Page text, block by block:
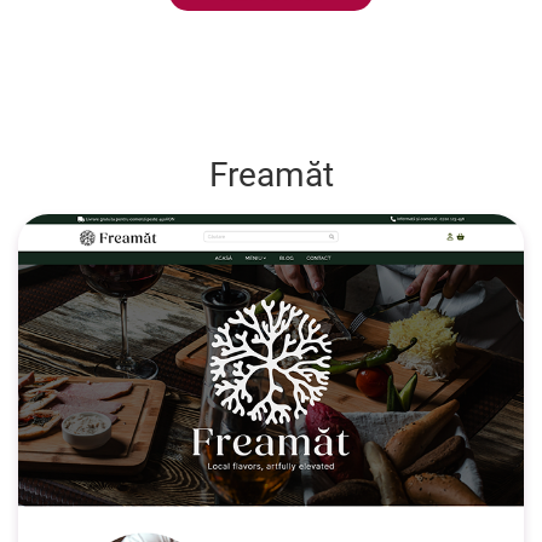
Freamăt